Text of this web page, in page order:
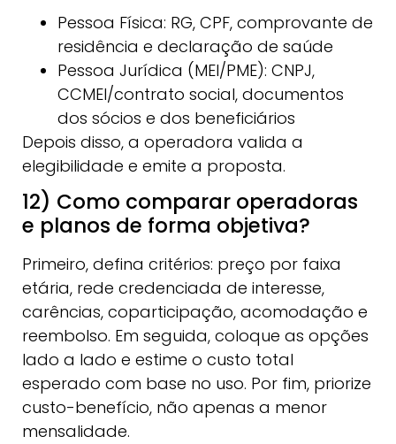
Pessoa Física: RG, CPF, comprovante de
residência e declaração de saúde
Pessoa Jurídica (MEI/PME): CNPJ,
CCMEI/contrato social, documentos
dos sócios e dos beneficiários
Depois disso, a operadora valida a
elegibilidade e emite a proposta.
12) Como comparar operadoras
e planos de forma objetiva?
Primeiro, defina critérios: preço por faixa
etária, rede credenciada de interesse,
carências, coparticipação, acomodação e
reembolso. Em seguida, coloque as opções
lado a lado e estime o custo total
esperado com base no uso. Por fim, priorize
custo-benefício, não apenas a menor
mensalidade.